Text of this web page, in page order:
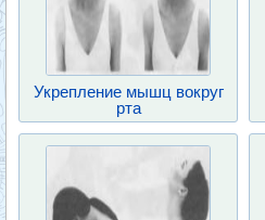
Укрепление мышц вокруг
рта